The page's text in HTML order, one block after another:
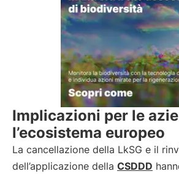
Implicazioni per le
l’ecosistema europeo
La cancellazione della LkSG e il
dell’applicazione della CSDDD